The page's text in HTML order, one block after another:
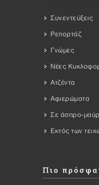
Συνεντεύξεις
Ρεπορτάζ
Γνώμες
Νέες
Ατζέντα
Αφιερώματα
Σε άσπρο-
Εκτός των
Πιο